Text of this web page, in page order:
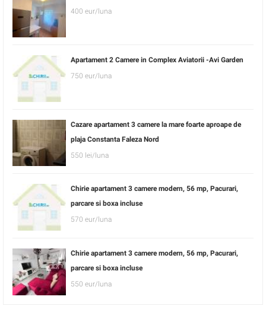
400 eur/luna
Apartament 2 Camere in Complex Aviatorii -Avi Garden
750 eur/luna
Cazare apartament 3 camere la mare foarte aproape de
plaja Constanta Faleza Nord
550 lei/luna
Chirie apartament 3 camere modern, 56 mp, Pacurari,
parcare si boxa incluse
570 eur/luna
Chirie apartament 3 camere modern, 56 mp, Pacurari,
parcare si boxa incluse
550 eur/luna